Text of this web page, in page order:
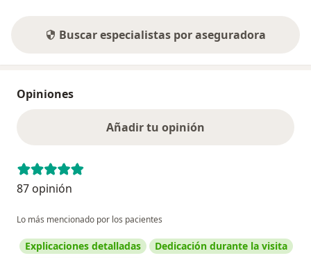
Buscar especialistas por aseguradora
Opiniones
Añadir tu opinión
87 opinión
Lo más mencionado por los pacientes
Explicaciones detalladas
Dedicación durante la visita